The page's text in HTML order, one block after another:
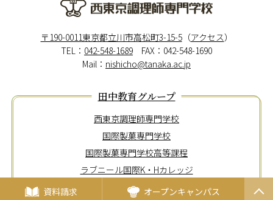
〒190-0011東京都立川市高松町3-15-5（アクセス）
TEL： 042-548-1689 FAX：042-548-1690
Mail： nishicho@tanaka.ac.jp
田中教育グループ
西東京調理師専門学校
国際製菓専門学校
国際製菓専門学校高等課程
ラブニール国際K・Hカレッジ
東京メディカル歯科専門学校
資料請求
オープンキャンパス